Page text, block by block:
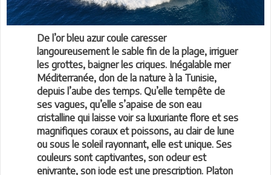
De l’or bleu azur coule caresser
langoureusement le sable fin de la plage, irriguer
les grottes, baigner les criques. Inégalable mer
Méditerranée, don de la nature à la Tunisie,
depuis l’aube des temps. Qu’elle tempête de
ses vagues, qu’elle s’apaise de son eau
cristalline qui laisse voir sa luxuriante flore et ses
magnifiques coraux et poissons, au clair de lune
ou sous le soleil rayonnant, elle est unique. Ses
couleurs sont captivantes, son odeur est
enivrante, son iode est une prescription. Platon